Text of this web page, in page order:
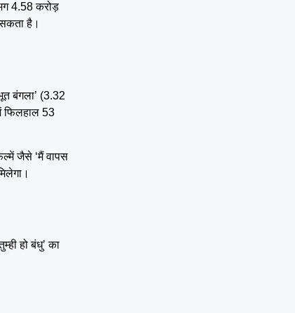
4.58 करोड़
है।
बंगला’ (3.32
फिलहाल 53
जैसे ‘मैं वापस
हो बंधु’ का